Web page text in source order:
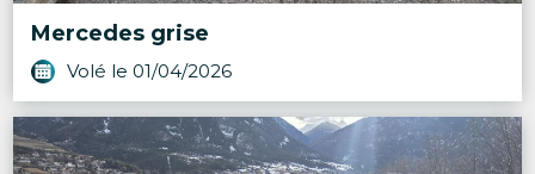
Mercedes grise
Volé le 01/04/2026